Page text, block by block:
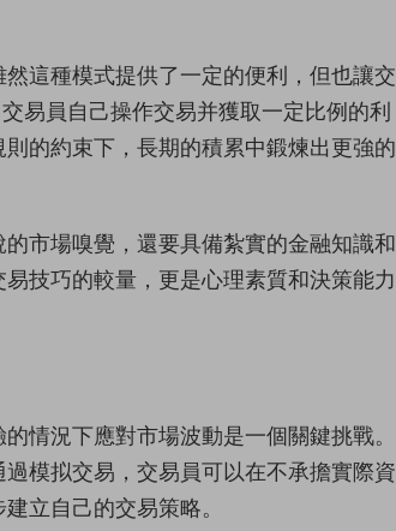
這種模式提供了一定的便利，但也讓交
易員自己操作交易并獲取一定比例的利
的約束下，長期的積累中鍛煉出更強的
市場嗅覺，還要具備紮實的金融知識和
技巧的較量，更是心理素質和決策能力
情況下應對市場波動是一個關鍵挑戰。
模拟交易，交易員可以在不承擔實際資
立自己的交易策略。